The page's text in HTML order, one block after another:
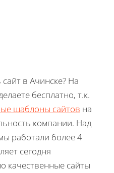
в Ачинске? На
бесплатно, т.к.
шаблоны сайтов на
компании. Над
работали более 4
сегодня
качественные сайты